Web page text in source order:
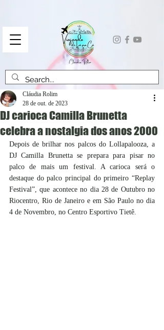
DJ carioca Camilla Brunetta
celebra a nostalgia dos anos 2000
Cláudia Rolim
28 de out. de 2023
Depois de brilhar nos palcos do Lollapalooza, a
DJ Camilla Brunetta se prepara para pisar no
palco de mais um festival. A carioca será o
destaque do palco principal do primeiro “Replay
Festival”, que acontece no dia 28 de Outubro no
Riocentro, Rio de Janeiro e em São Paulo no dia
4 de Novembro, no Centro Esportivo Tietê.